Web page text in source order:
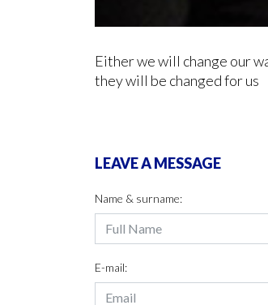
Either we will change our
they will be changed for us
LEAVE A MESSAGE
Name & surname:
E-mail: